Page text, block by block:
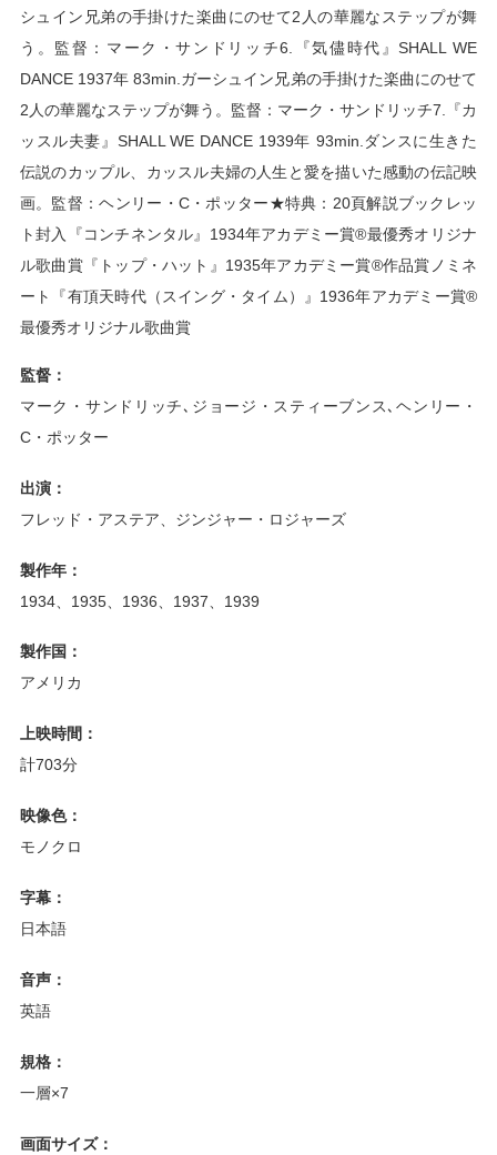
シュイン兄弟の手掛けた楽曲にのせて2人の華麗なステップが舞
う。監督：マーク・サンドリッチ6.『気儘時代』SHALL WE
DANCE 1937年 83min.ガーシュイン兄弟の手掛けた楽曲にのせて
2人の華麗なステップが舞う。監督：マーク・サンドリッチ7.『カ
ッスル夫妻』SHALL WE DANCE 1939年 93min.ダンスに生きた
伝説のカップル、カッスル夫婦の人生と愛を描いた感動の伝記映
画。監督：ヘンリー・C・ポッター★特典：20頁解説ブックレッ
ト封入『コンチネンタル』1934年アカデミー賞®最優秀オリジナ
ル歌曲賞『トップ・ハット』1935年アカデミー賞®作品賞ノミネ
ート『有頂天時代（スイング・タイム）』1936年アカデミー賞®
最優秀オリジナル歌曲賞
監督：
マーク・サンドリッチ､ジョージ・スティーブンス､ヘンリー・
C・ポッター
出演：
フレッド・アステア、ジンジャー・ロジャーズ
製作年：
1934、1935、1936、1937、1939
製作国：
アメリカ
上映時間：
計703分
映像色：
モノクロ
字幕：
日本語
音声：
英語
規格：
一層×7
画面サイズ：